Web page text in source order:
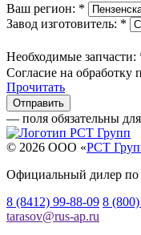
Ваш регион: *
Завод изготовитель: *
Необходимые запчасти:
Согласие на обработку
Прочитать
— поля обязательны
© 2026 OOO «РСТ
Официальный дилер по
8 (8412) 99-88-09 8
tarasov@rus-ap.ru